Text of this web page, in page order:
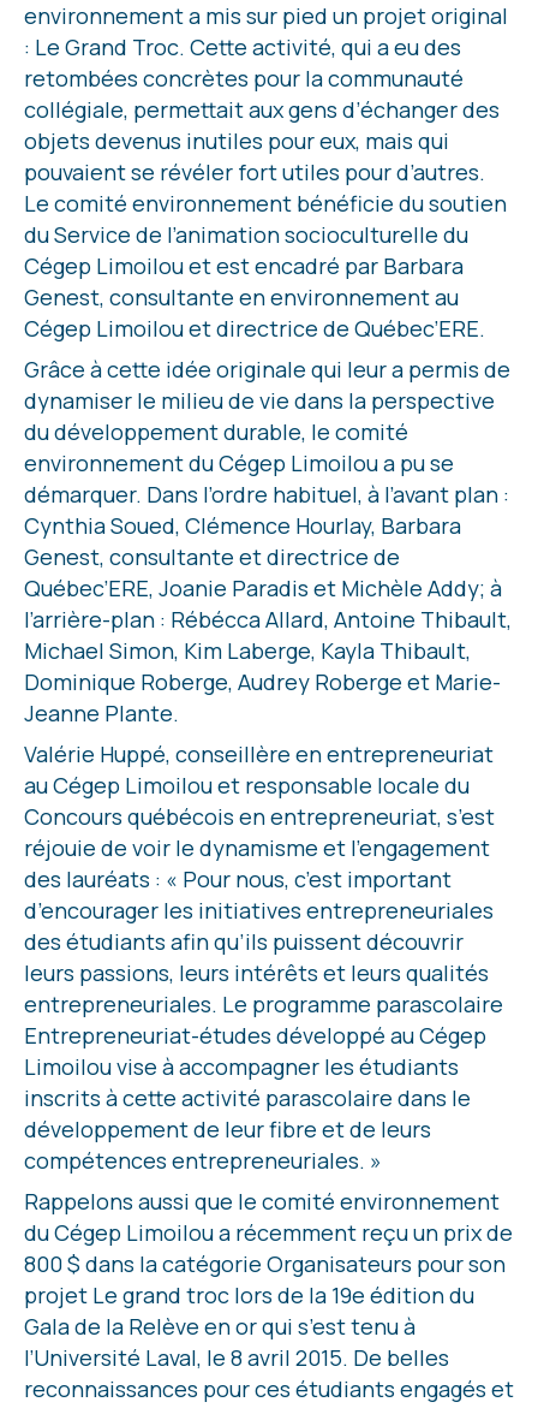
environnement a mis sur pied un projet original
: Le Grand Troc. Cette activité, qui a eu des
retombées concrètes pour la communauté
collégiale, permettait aux gens d’échanger des
objets devenus inutiles pour eux, mais qui
pouvaient se révéler fort utiles pour d’autres.
Le comité environnement bénéficie du soutien
du Service de l’animation socioculturelle du
Cégep Limoilou et est encadré par Barbara
Genest, consultante en environnement au
Cégep Limoilou et directrice de Québec’ERE.
Grâce à cette idée originale qui leur a permis de
dynamiser le milieu de vie dans la perspective
du développement durable, le comité
environnement du Cégep Limoilou a pu se
démarquer. Dans l’ordre habituel, à l’avant plan :
Cynthia Soued, Clémence Hourlay, Barbara
Genest, consultante et directrice de
Québec’ERE, Joanie Paradis et Michèle Addy; à
l’arrière-plan : Rébécca Allard, Antoine Thibault,
Michael Simon, Kim Laberge, Kayla Thibault,
Dominique Roberge, Audrey Roberge et Marie-
Jeanne Plante.
Valérie Huppé, conseillère en entrepreneuriat
au Cégep Limoilou et responsable locale du
Concours québécois en entrepreneuriat, s’est
réjouie de voir le dynamisme et l’engagement
des lauréats : « Pour nous, c’est important
d’encourager les initiatives entrepreneuriales
des étudiants afin qu’ils puissent découvrir
leurs passions, leurs intérêts et leurs qualités
entrepreneuriales. Le programme parascolaire
Entrepreneuriat-études développé au Cégep
Limoilou vise à accompagner les étudiants
inscrits à cette activité parascolaire dans le
développement de leur fibre et de leurs
compétences entrepreneuriales. »
Rappelons aussi que le comité environnement
du Cégep Limoilou a récemment reçu un prix de
800 $ dans la catégorie Organisateurs pour son
projet Le grand troc lors de la 19e édition du
Gala de la Relève en or qui s’est tenu à
l’Université Laval, le 8 avril 2015. De belles
reconnaissances pour ces étudiants engagés et